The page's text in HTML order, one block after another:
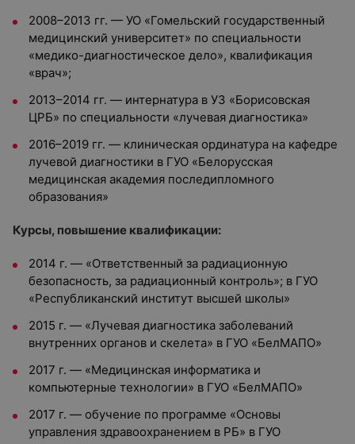
2008–2013 гг. — УО «Гомельский государственный
медицинский университет» по специальности
«медико-диагностическое дело», квалификация
«врач»;
2013–2014 гг. — интернатура в УЗ «Борисовская
ЦРБ» по специальности «лучевая диагностика»
2016–2019 гг. — клиническая ординатура на кафедре
лучевой диагностики в ГУО «Белорусская
медицинская академия последипломного
образования»
Курсы, повышение квалификации:
2014 г. — «Ответственный за радиационную
безопасность, за радиационный контроль»; в ГУО
«Республиканский институт высшей школы»
2015 г. — «Лучевая диагностика заболеваний
внутренних органов и скелета» в ГУО «БелМАПО»
2017 г. — «Медицинская информатика и
компьютерные технологии» в ГУО «БелМАПО»
2017 г. — обучение по программе «Основы
управления здравоохранением в РБ» в ГУО